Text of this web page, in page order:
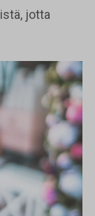
jotta